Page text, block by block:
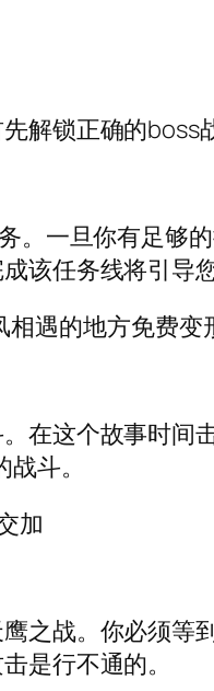
解锁正确的boss
。一旦你有足
任务线将引导
在这个故事时
斗。
之战。你必须等
是行不通的。